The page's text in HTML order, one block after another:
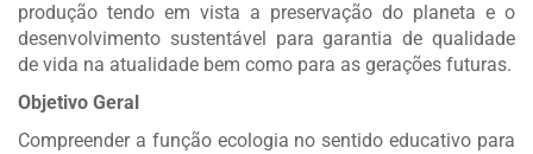
produção tendo em vista a preservação do planeta e o
desenvolvimento sustentável para garantia de qualidade
de vida na atualidade bem como para as gerações futuras.
Objetivo Geral
Compreender a função ecologia no sentido educativo para